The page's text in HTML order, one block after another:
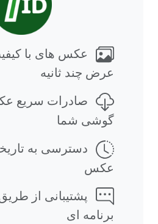
عکس های با
عرض چند ثانیه
صادرات سریع
گوشی شما
دسترسی به
عکس
پشتیبانی از
برنامه ای